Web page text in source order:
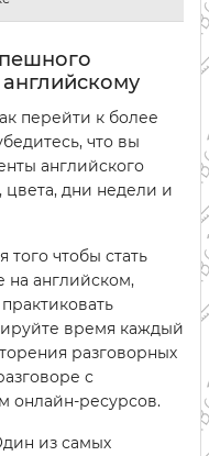
перейти к более
что вы
английского
цвета, дни недели и
того чтобы стать
на английском,
время каждый
разговорных
с
онлайн-ресурсов.
из самых